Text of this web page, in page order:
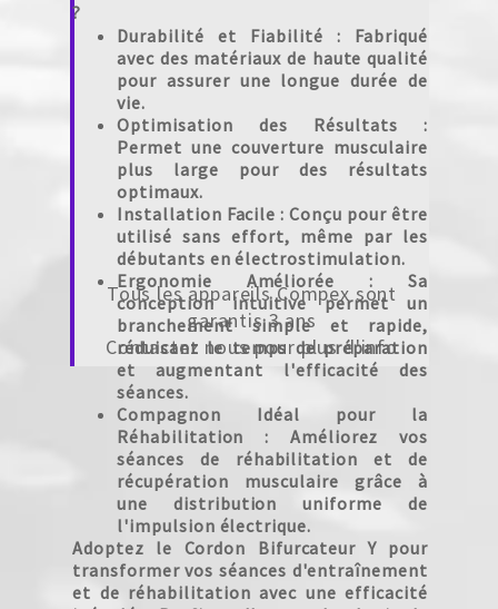
Tous les appareils Compex sont
garantis 3 ans
Contactez nous pour plus d'info
?
Durabilité et Fiabilité : Fabriqué
avec des matériaux de haute qualité
pour assurer une longue durée de
vie.
Optimisation des Résultats :
Permet une couverture musculaire
plus large pour des résultats
optimaux.
Installation Facile : Conçu pour être
utilisé sans effort, même par les
débutants en électrostimulation.
Ergonomie Améliorée : Sa
conception intuitive permet un
branchement simple et rapide,
réduisant le temps de préparation
et augmentant l'efficacité des
séances.
Compagnon Idéal pour la
Réhabilitation : Améliorez vos
séances de réhabilitation et de
récupération musculaire grâce à
une distribution uniforme de
l'impulsion électrique.
Adoptez le Cordon Bifurcateur Ypour
transformer vos séances d'entraînement
et de réhabilitation avec une efficacité